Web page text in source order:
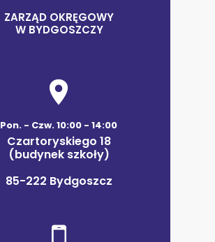
ZARZĄD OKRĘGOWY
W BYDGOSZCZY
Pon. - Czw. 10:00 - 14:00
Czartoryskiego 18
(budynek szkoły)
85-222 Bydgoszcz